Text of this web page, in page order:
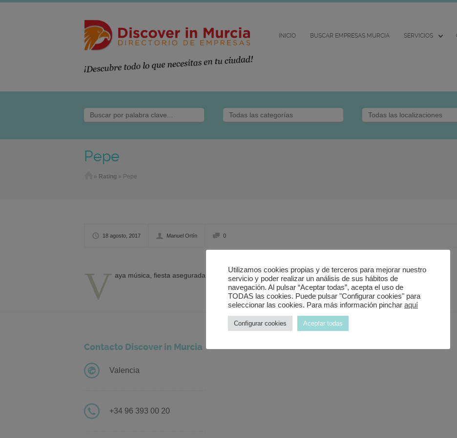
INICIO BUSCAR EMPRESAS MURCIA SERVICIOS
Pepe
Home
» Rating » Pepe
18 agosto, 2017 Manuel Ortín 0
V aya música, fiesta asegurada.
Contacto Discover in Murcia
Valencia
+34 96 393 00 20
Utilizamos cookies propias y de terceros para mejorar nuestro
servicio y poder realizar un análisis de sus hábitos de
navegación. Al pulsar “Aceptar todas”, acepta el uso de
TODAS las cookies. Puede pulsar "Configurar cookies" para
seleccionar las cookies. Para más información pinchar aquí
Configurar cookies Aceptar todas